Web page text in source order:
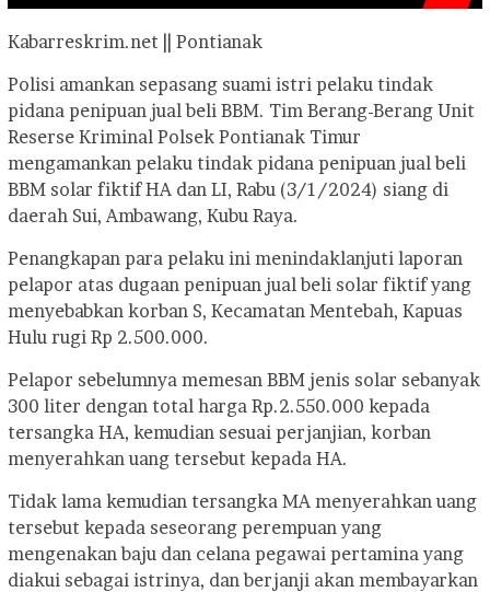
Kabarreskrim.net || Pontianak
Polisi amankan sepasang suami istri pelaku tindak
pidana penipuan jual beli BBM. Tim Berang-Berang Unit
Reserse Kriminal Polsek Pontianak Timur
mengamankan pelaku tindak pidana penipuan jual beli
BBM solar fiktif HA dan LI, Rabu (3/1/2024) siang di
daerah Sui, Ambawang, Kubu Raya.
Penangkapan para pelaku ini menindaklanjuti laporan
pelapor atas dugaan penipuan jual beli solar fiktif yang
menyebabkan korban S, Kecamatan Mentebah, Kapuas
Hulu rugi Rp 2.500.000.
Pelapor sebelumnya memesan BBM jenis solar sebanyak
300 liter dengan total harga Rp.2.550.000 kepada
tersangka HA, kemudian sesuai perjanjian, korban
menyerahkan uang tersebut kepada HA.
Tidak lama kemudian tersangka MA menyerahkan uang
tersebut kepada seseorang perempuan yang
mengenakan baju dan celana pegawai pertamina yang
diakui sebagai istrinya, dan berjanji akan membayarkan